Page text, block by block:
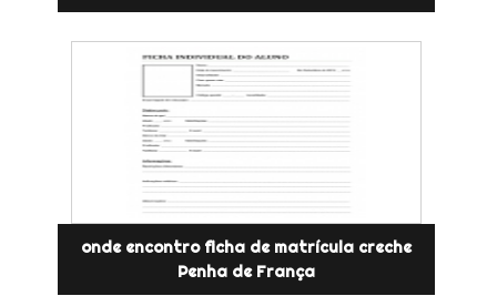
onde encontro ficha de matrícula creche
Penha de França